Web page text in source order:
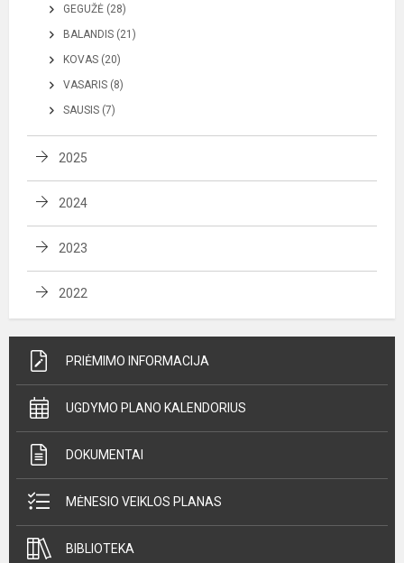
GEGUŽĖ (28)
BALANDIS (21)
KOVAS (20)
VASARIS (8)
SAUSIS (7)
2025
2024
2023
2022
PRIĖMIMO INFORMACIJA
UGDYMO PLANO KALENDORIUS
DOKUMENTAI
MĖNESIO VEIKLOS PLANAS
BIBLIOTEKA